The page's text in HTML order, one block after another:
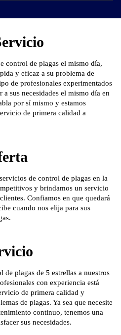
control de plagas el mismo día,
y eficaz a su problema de
de profesionales experimentados
a sus necesidades el mismo día en
por sí mismo y estamos
de primera calidad a
de control de plagas en la
y brindamos un servicio
Confiamos en que quedará
cuando nos elija para sus
de plagas de 5 estrellas a nuestros
con experiencia está
de primera calidad y
de plagas. Ya sea que necesite
continuo, tenemos una
sus necesidades.